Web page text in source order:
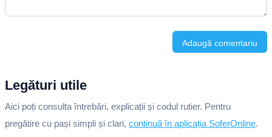
Adaugă comentariu
Legături utile
Aici poți consulta întrebări, explicații și codul rutier. Pentru
pregătire cu pași simpli și clari, continuă în aplicația SoferOnline.